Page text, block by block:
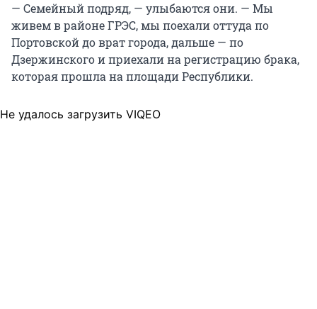
— Семейный подряд, — улыбаются они. — Мы
живем в районе ГРЭС, мы поехали оттуда по
Портовской до врат города, дальше — по
Дзержинского и приехали на регистрацию брака,
которая прошла на площади Республики.
Не удалось загрузить VIQEO